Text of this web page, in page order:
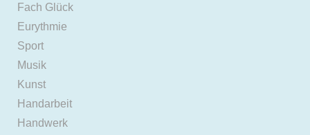
Fach Glück
Eurythmie
Sport
Musik
Kunst
Handarbeit
Handwerk